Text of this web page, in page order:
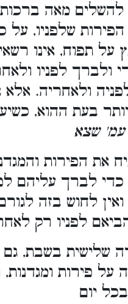
מאה
שלפניו, על
על תפוח, אינו
ולברך לפניו
ולאחריה.
בעת ההוא,
עמ' שצא
את הפירות
לברך עליהם
לחוש בזה
לפניו רק
שלישית בשבת,
פירות
יום